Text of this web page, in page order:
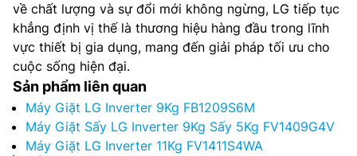
về chất lượng và sự đổi mới không ngừng, LG tiếp tục
khẳng định vị thế là thương hiệu hàng đầu trong lĩnh
vực thiết bị gia dụng, mang đến giải pháp tối ưu cho
cuộc sống hiện đại.
Sản phẩm liên quan
Máy Giặt LG Inverter 9Kg FB1209S6M
Máy Giặt Sấy LG Inverter 9Kg Sấy 5Kg FV1409G4V
Máy Giặt LG Inverter 11Kg FV1411S4WA